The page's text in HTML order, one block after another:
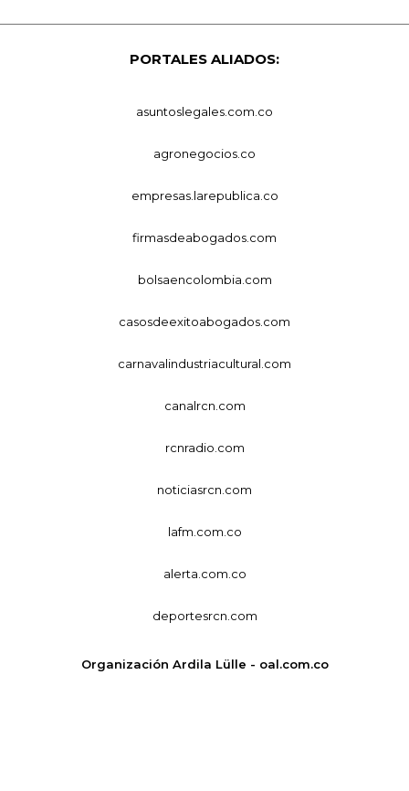
PORTALES ALIADOS:
asuntoslegales.com.co
agronegocios.co
empresas.larepublica.co
firmasdeabogados.com
bolsaencolombia.com
casosdeexitoabogados.com
carnavalindustriacultural.com
canalrcn.com
rcnradio.com
noticiasrcn.com
lafm.com.co
alerta.com.co
deportesrcn.com
Organización Ardila Lülle - oal.com.co